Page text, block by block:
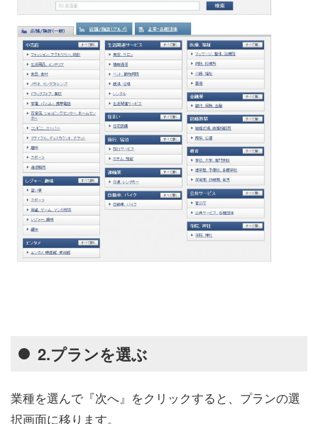
2.プランを選ぶ
業種を選んで『次へ』をクリックすると、プランの選
択画面に移ります。